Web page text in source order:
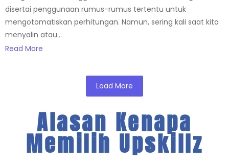
disertai penggunaan rumus-rumus tertentu untuk
mengotomatiskan perhitungan. Namun, sering kali saat kita
menyalin atau...
Read More
Load More
Alasan Kenapa
Memilih Upskillz